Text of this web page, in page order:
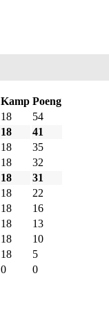
Kamp Poeng
18
54
18
41
18
35
18
32
18
31
18
22
18
16
18
13
18
10
18
5
0 0